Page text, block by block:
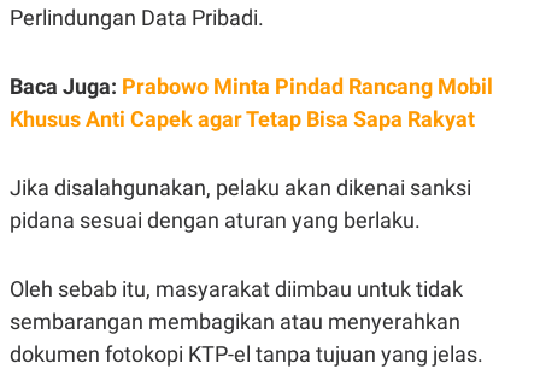
T
T
E
T
A
N
S
U
S
JARINGAN
Perlindungan Data Pribadi.
Baca Juga: Prabowo Minta Pindad Rancang Mobil
Khusus Anti Capek agar Tetap Bisa Sapa Rakyat
Jika disalahgunakan, pelaku akan dikenai sanksi
pidana sesuai dengan aturan yang berlaku.
Oleh sebab itu, masyarakat diimbau untuk tidak
sembarangan membagikan atau menyerahkan
dokumen fotokopi KTP-el tanpa tujuan yang jelas.